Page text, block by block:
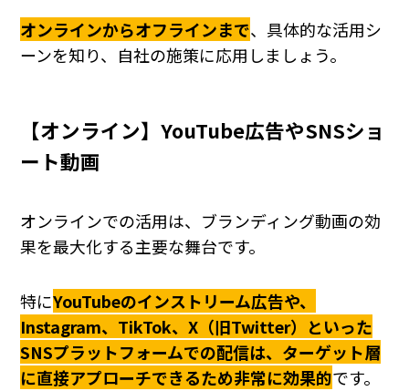
オンラインからオフラインまで、具体的な活用シ
ーンを知り、自社の施策に応用しましょう。
【オンライン】YouTube広告やSNSショ
ート動画
オンラインでの活用は、ブランディング動画の効
果を最大化する主要な舞台です。
特にYouTubeのインストリーム広告や、
Instagram、TikTok、X（旧Twitter）といった
SNSプラットフォームでの配信は、ターゲット層
に直接アプローチできるため非常に効果的です。